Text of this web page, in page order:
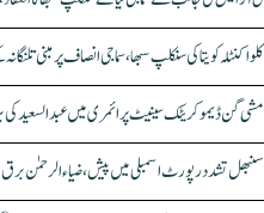
کلواکنٹلہ کویتا کی سنکلپ سبھا، سماجی انصاف پر مبنی
مشی گن ڈیموکریٹک سینیٹ پرائمری میں عبدالسعید کی
سنبھل تشدد رپورٹ اسمبلی میں پیش، ضیاء الرحمٰن